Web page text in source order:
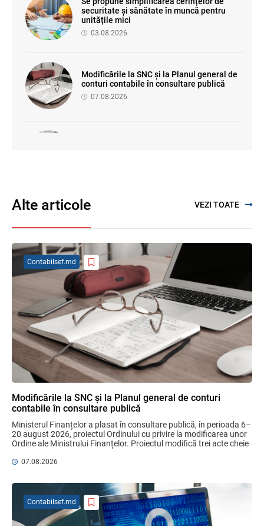
securitate și sănătate în muncă pentru
unitățile mici
03.08.2026
Modificările la SNC și la Planul general de
conturi contabile în consultare publică
07.08.2026
Se propune modificarea Legii auditului —
Proiectul de modificare a Titlului II din
Codul fiscal: noile reguli pentru veniturile
persoanelor fizice
07.08.2026
Garanția financiară pentru refacerea
mediului la exploatarea resurselor
minerale
04.08.2026
Domenii supuse controalelor fiscale
operative în luna august 2026
05.08.2026 Serviciul Fiscal de Stat
integrală a Titlului IV - accize armonizate
cu legislația UE
03.08.2026
Alte articole VEZI TOATE
Modificările la SNC și la Planul general de conturi
contabile în consultare publică
Ministerul Finanțelor a plasat în consultare publică, în perioada 6–
20 august 2026, proiectul Ordinului cu privire la modificarea unor
Ordine ale Ministrului Finanțelor. Proiectul modifică trei acte cheie
07.08.2026
Contabilsef.md
Contabilsef.md